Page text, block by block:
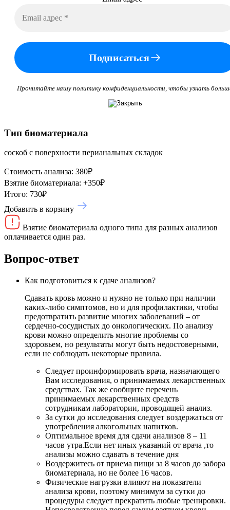
Подписаться
Прочитайте нашу политику конфиденциальности, чтобы узнать
Тип биоматериала
соскоб с поверхности перианальных складок
Стоимость анализа: 380₽
Взятие биоматериала: +350₽
Итого: 730₽
Добавить в корзину
Взятие биоматериала одного типа для разных анализов
оплачивается один раз.
Вопрос-ответ
Как подготовиться к сдаче анализов?
Сдавать кровь можно и нужно не только при наличии
каких-либо симптомов, но и для профилактики, чтобы
предотвратить развитие многих заболеваний – от
сердечно-сосудистых до онкологических. По анализу
крови можно определить многие проблемы со
здоровьем, но результаты могут быть недостоверными,
если не соблюдать некоторые правила.
Следует проинформировать врача, назначающего
Вам исследования, о принимаемых лекарственных
средствах. Так же сообщите перечень
принимаемых лекарственных средств
сотрудникам лаборатории, проводящей анализ.
За сутки до исследования следует воздержаться от
употребления алкогольных напитков.
Оптимальное время для сдачи анализов 8 – 11
часов утра.Если нет иных указаний от врача ,то
анализы можно сдавать в течение дня
Воздержитесь от приема пищи за 8 часов до забора
биоматериала, но не более 16 часов.
Физические нагрузки влияют на показатели
анализа крови, поэтому минимум за сутки до
процедуры следует прекратить любые тренировки.